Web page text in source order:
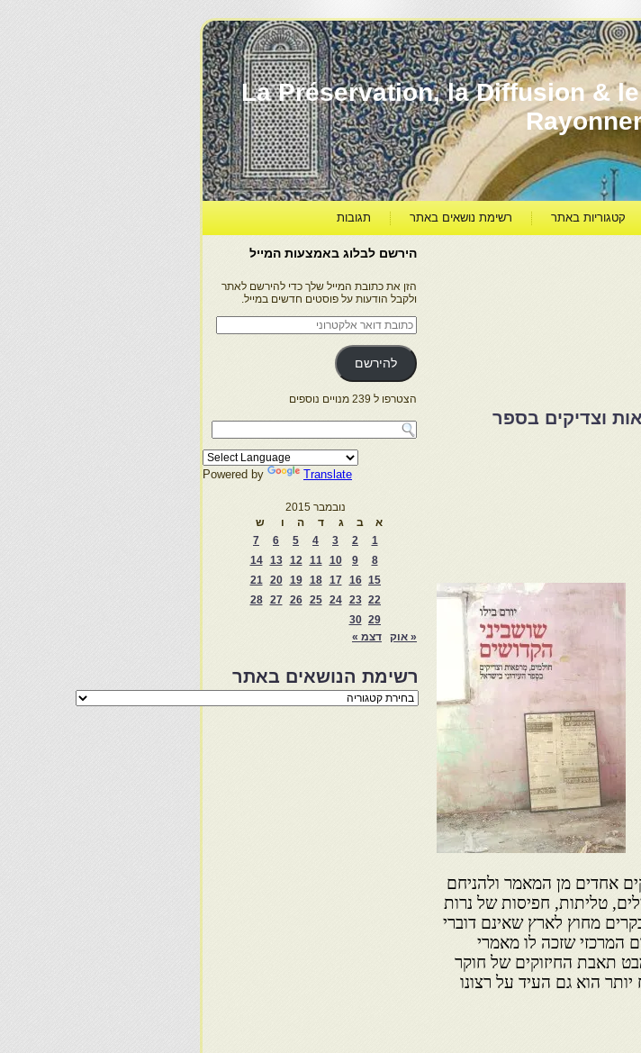
יהדות מרוקו עברה ותרבותה – La Préservation, la Diffusion & le
קטגוריות באתר רשימת נושאים באתר תגובות
וצדיקים בספר
אחדים מן המאמר ולהניחם
טליתות, חפיסות של נרות
מחוץ לארץ שאינם דוברי
המרכזי שזכה לו מאמרי
תאבת החיזוקים של חוקר
הוא גם העיד על רצונו
הירשם לבלוג באמצעות המייל
הזן את כתובת המייל שלך כדי להירשם לאתר
ולקבל הודעות על פוסטים חדשים במייל.
כתובת
דואר
אלקטרוני
להירשם
הצטרפו ל 239 מנויים נוספים
Powered by Translate
נובמבר 2015
א
ב ג ד ה ו
ש
1
2
3
4
5
6
7
8
9
10
11
12
13
14
15
16
17
18
19
20
21
22
23
24
25
26
27
28
29
30
« אוק
דצמ »
רשימת הנושאים באתר
רשימת
הנושאים